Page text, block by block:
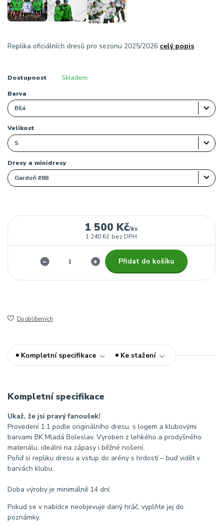
Replika oficiálních dresů pro sezonu 2025/2026 celý popis
Dostupnost Skladem
Barva
Velikost
Dresy a minidresy
1 500 Kč/ks
1 240 Kč bez DPH
Přidat do košíku
Do oblíbených
Kompletní specifikace Ke stažení
Kompletní specifikace
Ukaž, že jsi pravý fanoušek!
Provedení 1:1 podle originálního dresu, s logem a klubovými
barvami BK Mladá Boleslav. Vyroben z lehkého a prodyšného
materiálu, ideální na zápasy i běžné nošení.
Pořiď si repliku dresu a vstup do arény s hrdostí – buď vidět v
barvách klubu.
Doba výroby je minimálně 14 dní.
Pokud se v nabídce neobjevuje daný hráč, vyplňte jej do
poznámky.